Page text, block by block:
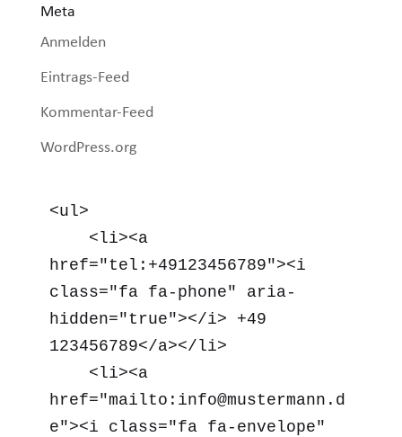
Meta
Anmelden
Eintrags-Feed
Kommentar-Feed
WordPress.org
<ul>
href="tel:+49123456789"><i
class="fa fa-phone" aria-
hidden="true"></i> +49
123456789</a></li>
href="mailto:info@mustermann.d
e"><i class="fa fa-envelope"